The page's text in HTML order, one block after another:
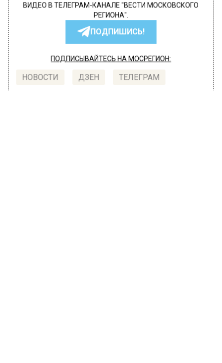
ВИДЕО В ТЕЛЕГРАМ-КАНАЛЕ "ВЕСТИ МОСКОВСКОГО
РЕГИОНА".
ПОДПИШИСЬ!
ПОДПИСЫВАЙТЕСЬ НА МОСРЕГИОН:
НОВОСТИ ДЗЕН ТЕЛЕГРАМ